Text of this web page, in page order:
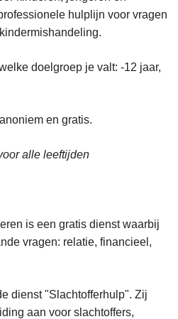
hulplijn voor vragen
doelgroep je valt: -12 jaar,
en gratis.
alle leeftijden
is een gratis dienst waarbij
vragen: relatie, financieel,
dienst "Slachtofferhulp". Zij
aan voor slachtoffers,